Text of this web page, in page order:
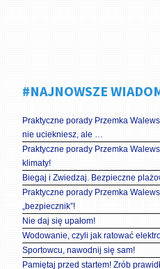
#NAJNOWSZE
Praktyczne porady Przemka
nie uciekniesz, ale …
Praktyczne porady Przemka
klimaty!
Biegaj i Zwiedzaj. Bezpieczne
Praktyczne porady Przemka
„bezpiecznik”!
Nie daj się upałom!
Wodowanie, czyli jak ratować
Sportowcu, nawodnij się sam!
Pamiętaj przed startem! Zrób